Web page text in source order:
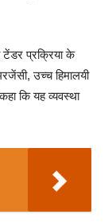
टेंडर प्रक्रिया के
उच्च हिमालयी
कि यह व्यवस्था